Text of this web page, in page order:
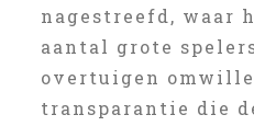
nagestreefd, waar
aantal grote
overtuigen
transparantie die